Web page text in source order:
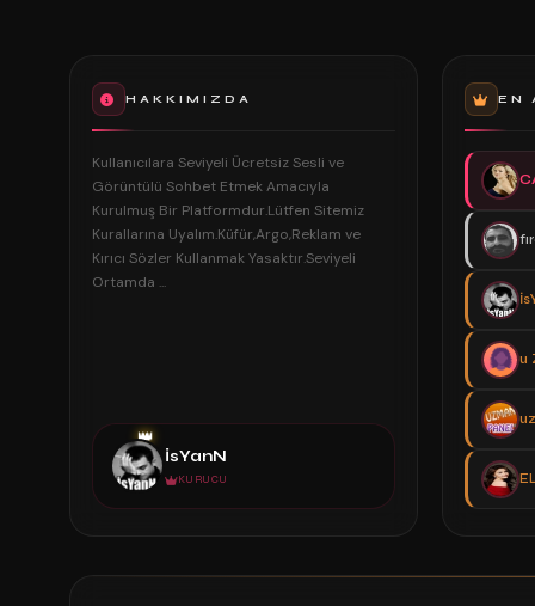
HAKKIMIZDA
Kullanıcılara Seviyeli Ücretsiz Sesli ve
Görüntülü Sohbet Etmek Amacıyla
Kurulmuş Bir Platformdur.Lütfen Sitemiz
Kurallarına Uyalım.Küfür,Argo,Reklam ve
Kırıcı Sözler Kullanmak Yasaktır.Seviyeli
Ortamda ...
👑
İsYanN
KURUCU
EN
u